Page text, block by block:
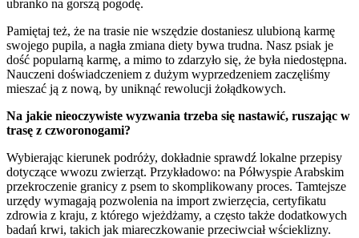
ubranko na gorszą pogodę.
Pamiętaj też, że na trasie nie wszędzie dostaniesz ulubioną karmę
swojego pupila, a nagła zmiana diety bywa trudna. Nasz psiak je
dość popularną karmę, a mimo to zdarzyło się, że była niedostępna.
Nauczeni doświadczeniem z dużym wyprzedzeniem zaczęliśmy
mieszać ją z nową, by uniknąć rewolucji żołądkowych.
Na jakie nieoczywiste wyzwania trzeba się nastawić, ruszając w
trasę z czworonogami?
Wybierając kierunek podróży, dokładnie sprawdź lokalne przepisy
dotyczące wwozu zwierząt. Przykładowo: na Półwyspie Arabskim
przekroczenie granicy z psem to skomplikowany proces. Tamtejsze
urzędy wymagają pozwolenia na import zwierzęcia, certyfikatu
zdrowia z kraju, z którego wjeżdżamy, a często także dodatkowych
badań krwi, takich jak miareczkowanie przeciwciał wścieklizny.